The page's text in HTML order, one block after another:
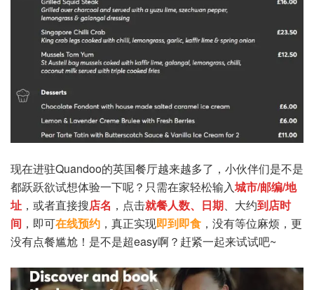
现在进驻Quandoo的英国餐厅越来越多了，小伙伴们是不是
都跃跃欲试想体验一下呢？ 只需在家轻松输入城市/邮编/地
址 ，或者直接搜店名 ，点击就餐人数、日期、大约到店时
间 ，即可在线预约 ，真正实现即到即食 ，没有等位麻烦，更
没有点餐尴尬！是不是超easy啊？赶紧一起来试试吧~